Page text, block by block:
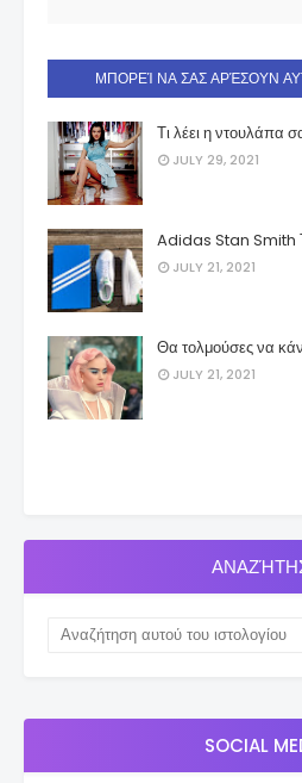
ΜΠΟΡΕΊ ΝΑ ΣΑΣ ΑΡΈΣΟΥΝ
Τι λέει η ντουλάπα
JULY 29, 2021
Adidas Stan Smith
JULY 21, 2021
Θα τολμούσες να
JULY 21, 2021
SOCIAL